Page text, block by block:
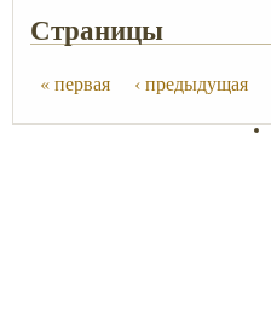
Страницы
« первая ‹ предыдущая